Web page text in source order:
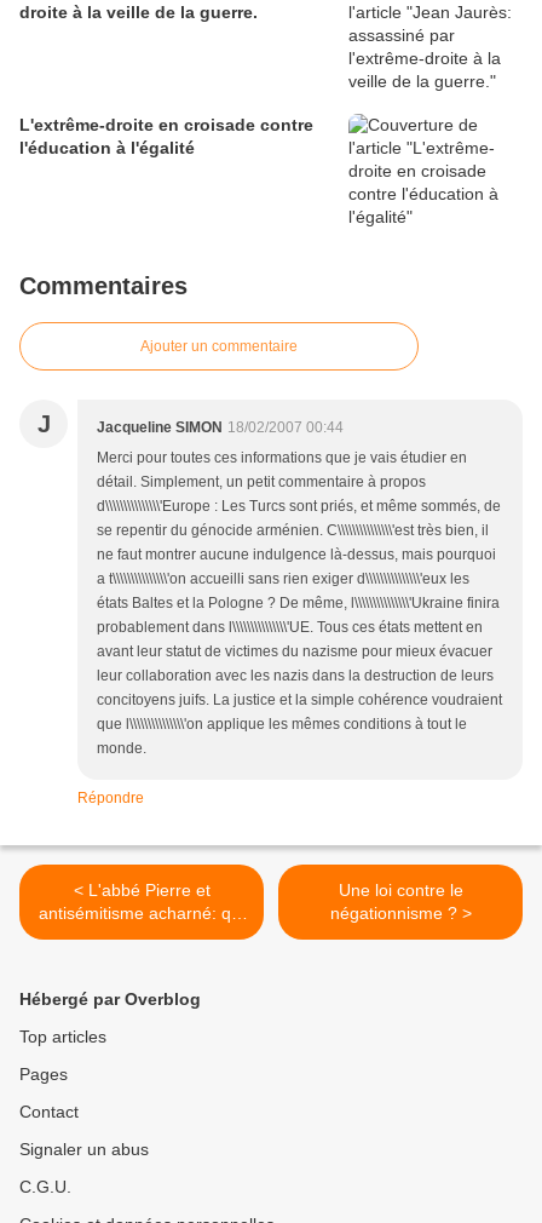
droite à la veille de la guerre.
L'extrême-droite en croisade contre
l'éducation à l'égalité
Commentaires
Ajouter un commentaire
J Jacqueline SIMON 18/02/2007 00:44
Merci pour toutes ces informations que je vais étudier en
détail. Simplement, un petit commentaire à propos
d\\\\\\\\\\\\\\\'Europe : Les Turcs sont priés, et même sommés, de
se repentir du génocide arménien. C\\\\\\\\\\\\\\\'est très bien, il
ne faut montrer aucune indulgence là-dessus, mais pourquoi
a t\\\\\\\\\\\\\\\'on accueilli sans rien exiger d\\\\\\\\\\\\\\\'eux les
états Baltes et la Pologne ? De même, l\\\\\\\\\\\\\\\'Ukraine finira
probablement dans l\\\\\\\\\\\\\\\'UE. Tous ces états mettent en
avant leur statut de victimes du nazisme pour mieux évacuer
leur collaboration avec les nazis dans la destruction de leurs
concitoyens juifs. La justice et la simple cohérence voudraient
que l\\\\\\\\\\\\\\\'on applique les mêmes conditions à tout le
monde.
Répondre
< L'abbé Pierre et
antisémitisme acharné: qui
a voulu dissimuler ses
Une loi contre le
négationnisme ? >
Hébergé par Overblog
Top articles
Pages
Contact
Signaler un abus
C.G.U.